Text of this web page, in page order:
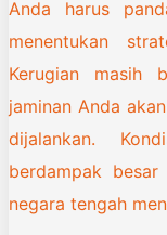
Anda harus
menentukan
Kerugian
jaminan Anda
dijalankan.
berdampak
negara tengah